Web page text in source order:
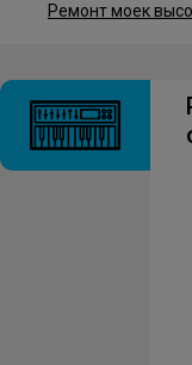
Ремонт моек